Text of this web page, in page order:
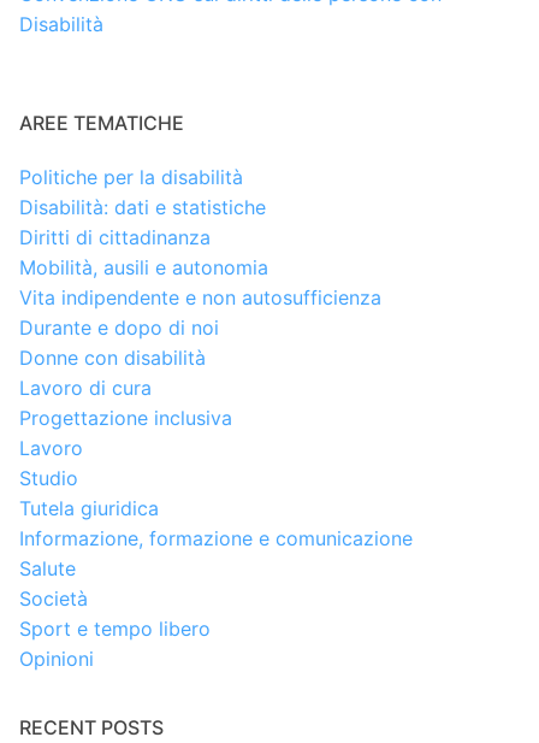
Disabilità
AREE TEMATICHE
Politiche per la disabilità
Disabilità: dati e statistiche
Diritti di cittadinanza
Mobilità, ausili e autonomia
Vita indipendente e non autosufficienza
Durante e dopo di noi
Donne con disabilità
Lavoro di cura
Progettazione inclusiva
Lavoro
Studio
Tutela giuridica
Informazione, formazione e comunicazione
Salute
Società
Sport e tempo libero
Opinioni
RECENT POSTS